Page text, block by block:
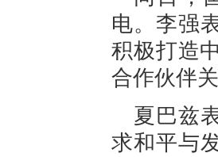
电。李强
积极打造
合作伙伴
夏巴兹
求和平与